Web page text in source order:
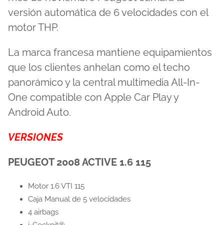
versión automática de 6 velocidades con el
motor THP.
La marca francesa mantiene equipamientos
que los clientes anhelan como el techo
panorámico y la central multimedia All-In-
One compatible con Apple Car Play y
Android Auto.
VERSIONES
PEUGEOT 2008 ACTIVE 1.6 115
Motor 1.6 VTI 115
Caja Manual de 5 velocidades
4 airbags